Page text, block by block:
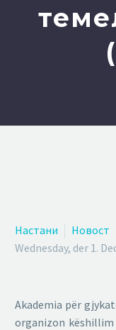
Настани
Новост
Wednesday, der 1.
Akademia për
organizon